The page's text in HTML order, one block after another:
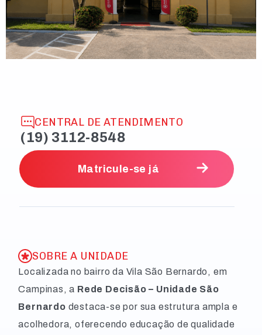
SOBRE A UNIDADE
Localizada no bairro da Vila São Bernardo, em
Campinas, a Rede Decisão – Unidade São
Bernardo destaca-se por sua estrutura ampla e
acolhedora, oferecendo educação de qualidade
CENTRAL DE ATENDIMENTO
(19) 3112-8548
Matricule-se já